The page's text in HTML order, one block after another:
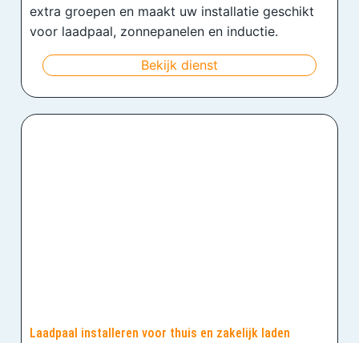
extra groepen en maakt uw installatie geschikt
voor laadpaal, zonnepanelen en inductie.
Bekijk dienst
Laadpaal installeren voor thuis en zakelijk laden